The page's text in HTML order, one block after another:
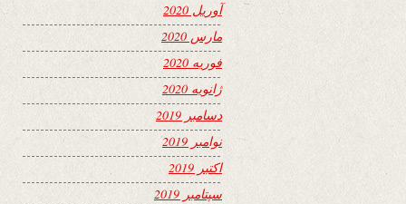
آوریل 2020
مارس 2020
فوریه 2020
ژانویه 2020
دسامبر 2019
نوامبر 2019
اکتبر 2019
سپتامبر 2019